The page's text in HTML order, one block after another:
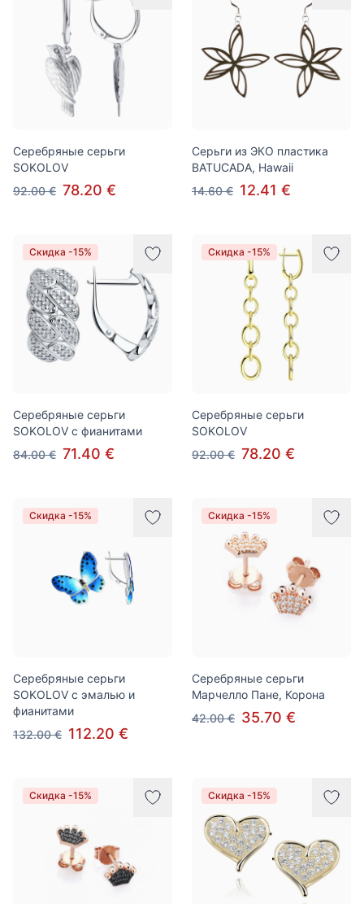
Серебряные серьги
SOKOLOV
92.00 € 78.20 €
Cерьги из ЭКО пластика
BATUCADA, Hawaii
14.60 € 12.41 €
Скидка -15%
Серебряные серьги
SOKOLOV с фианитами
84.00 € 71.40 €
Скидка -15%
Серебряные серьги
SOKOLOV
92.00 € 78.20 €
Скидка -15%
Серебряные серьги
SOKOLOV c эмалью и
фианитами
132.00 € 112.20 €
Скидка -15%
Серебряные серьги
Марчелло Пане, Корона
42.00 € 35.70 €
Скидка -15% Скидка -15%